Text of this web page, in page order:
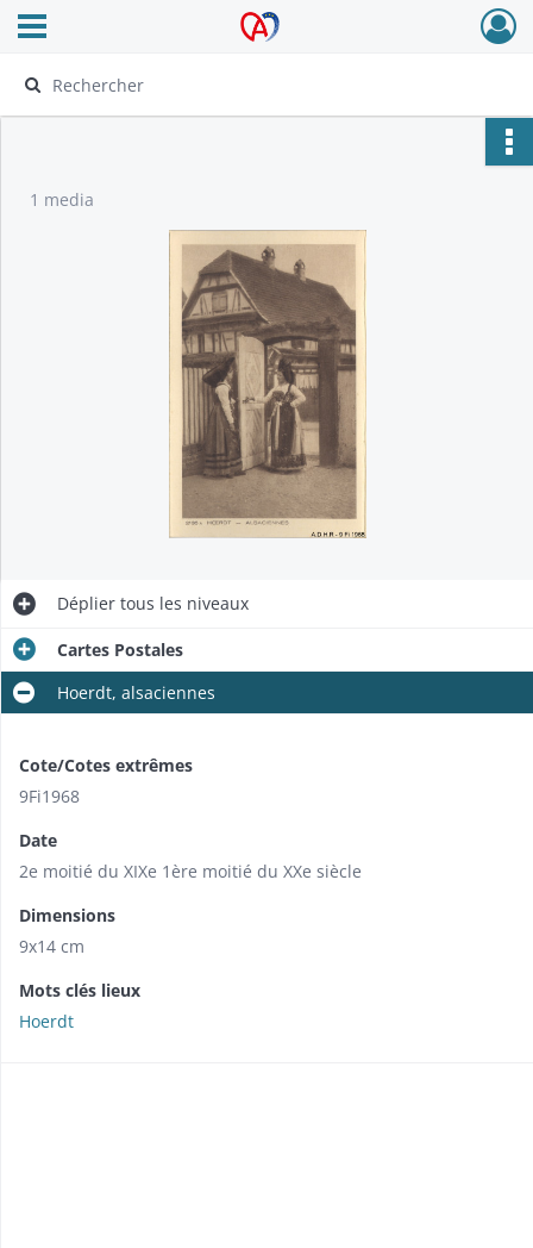
Archives Alsace - Colmar
Ouvrir le menu déroulant
1 media
Déplier tous les niveaux
Cartes Postales
Hoerdt, alsaciennes
Cote/Cotes extrêmes
9Fi1968
Date
2e moitié du XIXe 1ère moitié du XXe siècle
Dimensions
9x14 cm
Mots clés lieux
Hoerdt